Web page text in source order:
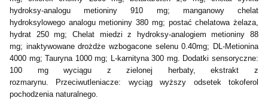
hydroksy-analogu metioniny 910 mg; manganowy chelat
hydroksylowego analogu metioniny 380 mg; postać chelatowa żelaza,
hydrat 250 mg; Chelat miedzi z hydroksy-analogiem metioniny 88
mg; inaktywowane drożdże wzbogacone selenu 0.40mg; DL-Metionina
4000 mg;Tauryna 1000 mg; L-karnityna 300 mg. Dodatki sensoryczne:
100 mg wyciągu z zielonej herbaty, ekstrakt z
rozmarynu.
Przeciwutleniacze: wyciąg wyższy odsetek tokoferol
pochodzenia naturalnego.